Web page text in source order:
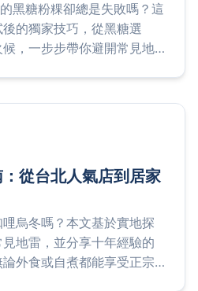
黑糖粉粿卻總是失敗嗎？這
的獨家技巧，從黑糖選
，一步步帶你避開常見地
從台北人氣店到居家
烏冬嗎？本文基於實地探
地雷，並分享十年經驗的
外食或自煮都能享受正宗